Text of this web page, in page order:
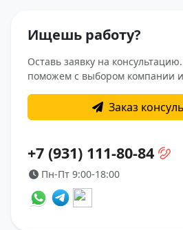
Ищешь работу?
Оставь заявку на
поможем с выбором компании
Заказ
+7 (931) 111-80-84
Пн-Пт 9:00-18:00